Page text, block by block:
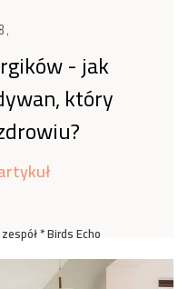
8,
- jak
który
* Birds Echo